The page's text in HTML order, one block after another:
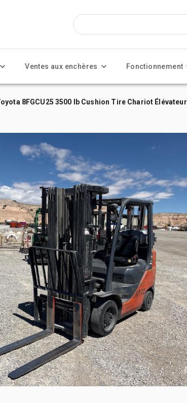
Ventes aux enchères Fonctionnement
8FGCU25 3500 lb Cushion Tire Chariot Élévateur